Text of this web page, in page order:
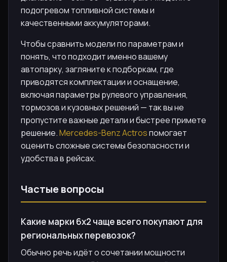
подогревом топливной системы и
качественными аккумуляторами.
Чтобы сравнить модели по параметрам и
понять, что подходит именно вашему
автопарку, загляните к подборкам, где
приводятся комплектации и оснащение,
включая параметры рулевого управления,
тормозов и кузовных решений — так вы не
пропустите важные детали и быстрее примете
решение.Mercedes-Benz Actrosпомогает
оценить сложные системы безопасности и
удобства в рейсах.
Частые вопросы
Какие марки 6х2 чаще всего покупают для
региональных перевозок?
Обычно речь идёт о сочетании мощности